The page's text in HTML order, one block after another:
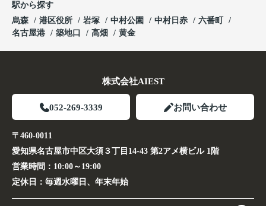
駅から探す
烏森
港区役所 岩塚 中村公園 中村日赤
六番町
名古屋港
築地口 高畑 黄金
株式会社AIEST
052-269-3339 お問い合わせ
〒460-0011
愛知県名古屋市中区大須３丁目14-43 第2アメ横ビル 1階
営業時間： 10:00～19:00
定休日： 毎週水曜日、年末年始